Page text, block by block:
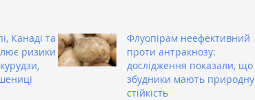
Канаді та
ризики
Флуопірам неефективний
проти антракнозу:
дослідження показали, що
збудники мають природну
стійкість